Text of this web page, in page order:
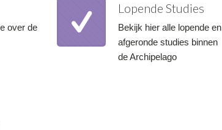
over de
Lopende Studies
Bekijk hier alle lopende en
afgeronde studies binnen
de Archipelago